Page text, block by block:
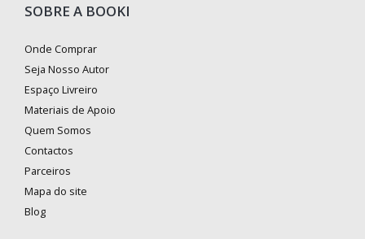
SOBRE A BOOKI
Onde Comprar
Seja Nosso Autor
Espaço Livreiro
Materiais de Apoio
Quem Somos
Contactos
Parceiros
Mapa do site
Blog